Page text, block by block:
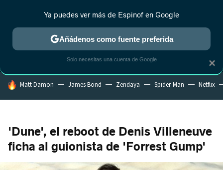
MENÚ NUEVO
ESTRENOS REALITY ANIME RANKINGS CINE
HOY SE HABLA DE
Matt Damon James Bond Zendaya Spider-Man Netflix
'Dune', el reboot de Denis Villeneuve
ficha al guionista de 'Forrest Gump'
×
Ya puedes ver más de Espinof en Google
Añádenos como fuente preferida
Solo necesitas una cuenta de Google